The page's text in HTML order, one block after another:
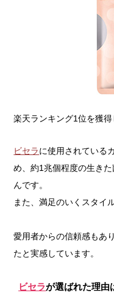
楽天ランキング1位を獲得
ビセラに使用されている
め、約1兆個程度の生き
んです。
また、満足のいくスタイ
愛用者からの信頼感もあ
たと実感しています。
ビセラが選ばれた理由